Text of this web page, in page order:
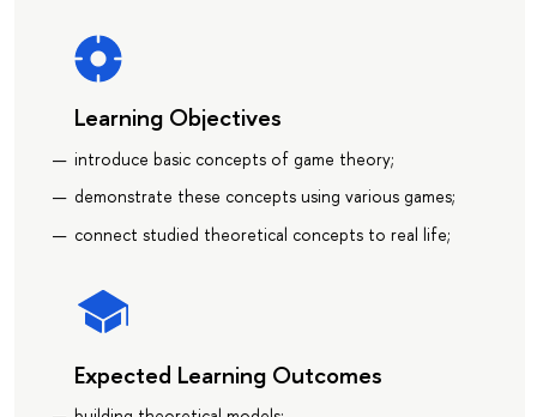
Learning Objectives
introduce basic concepts of game theory;
demonstrate these concepts using various games;
connect studied theoretical concepts to real life;
Expected Learning Outcomes